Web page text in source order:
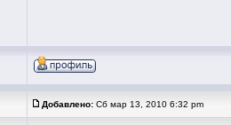
Добавлено: Сб мар 13, 2010 6:32 pm